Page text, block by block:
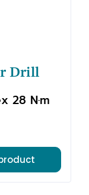
Drill
28 N·m